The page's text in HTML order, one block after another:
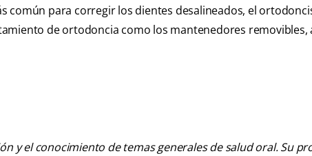
común para corregir los dientes desalineados, el
de ortodoncia como los mantenedores removibles,
y el conocimiento de temas generales de salud oral. Su